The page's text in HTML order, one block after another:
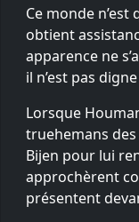
Ce monde n’est
obtient
apparence ne
il n’est pas
Lorsque
truehemans
Bijen pour lui
approchèrent
présentent